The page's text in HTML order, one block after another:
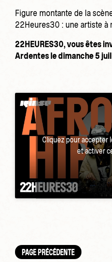
Figure montante de la
22Heures30 : une artiste à
22HEURES30, vous êtes
Ardentes le dimanche 5
Cliquez pour accepter
et activer
PAGE PRÉCÉDENTE